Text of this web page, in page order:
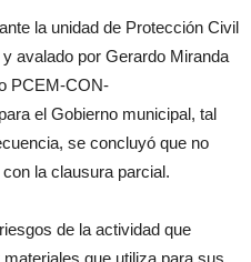
la unidad de Protección Civil
avalado por Gerardo Miranda
PCEM-CON-
el Gobierno municipal, tal
se concluyó que no
la clausura parcial.
de la actividad que
que utiliza para sus